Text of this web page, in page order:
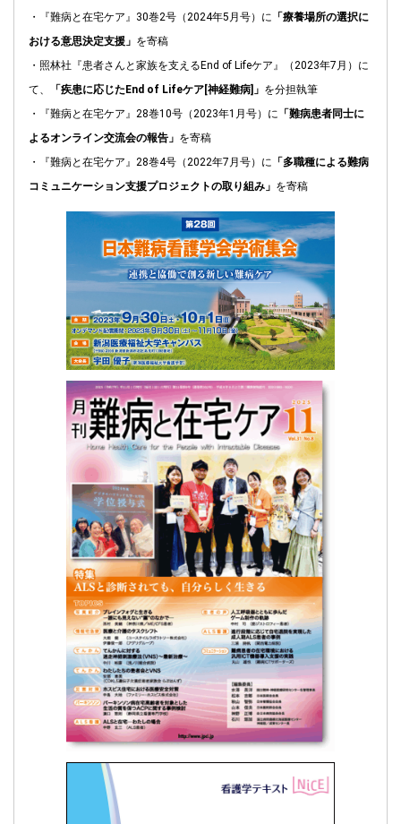
・『難病と在宅ケア』30巻2号（2024年5月号）に 「療養場所の選択に
おける意思決定支援」 を寄稿
・照林社『患者さんと家族を支えるEnd of Lifeケア』（2023年7月）に
て、
「疾患に応じたEnd of Lifeケア[神経難病]」 を分担執筆
・『難病と在宅ケア』28巻10号（2023年1月号）に 「難病患者同士に
よるオンライン交流会の報告」 を寄稿
・『難病と在宅ケア』28巻4号（2022年7月号）に 「多職種による難病
コミュニケーション支援プロジェクトの取り組み」 を寄稿